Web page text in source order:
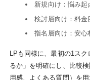
新規向け：悩み起
検討層向け：料金
指名層向け：安心
LPも同様に、最初の1ス
るか」を明確にし、比較
用感、よくある質問）を